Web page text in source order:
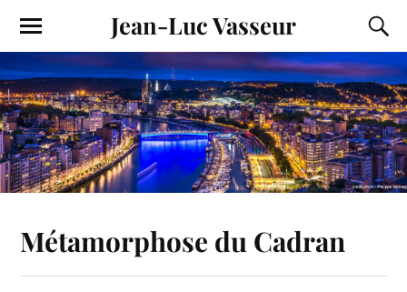
Jean-Luc Vasseur
Métamorphose du Cadran